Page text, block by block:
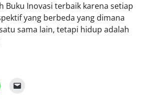
Buku Inovasi terbaik karena setiap
yang berbeda yang dimana
sama lain, tetapi hidup adalah